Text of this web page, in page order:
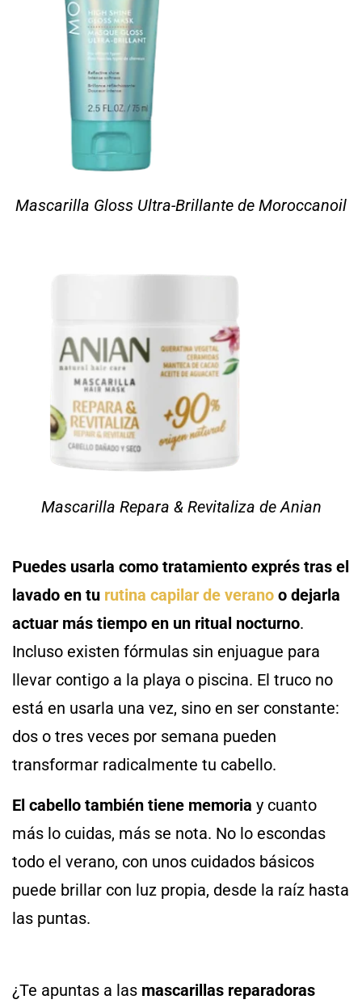
Mascarilla Gloss Ultra-Brillante de Moroccanoil
Mascarilla Repara & Revitaliza de Anian
Puedes usarla como tratamiento exprés tras el
lavado en tu rutina capilar de verano o dejarla
actuar más tiempo en un ritual nocturno.
Incluso existen fórmulas sin enjuague para
llevar contigo a la playa o piscina. El truco no
está en usarla una vez, sino en ser constante:
dos o tres veces por semana pueden
transformar radicalmente tu cabello.
El cabello también tiene memoria y cuanto
más lo cuidas, más se nota. No lo escondas
todo el verano, con unos cuidados básicos
puede brillar con luz propia, desde la raíz hasta
las puntas.
¿Te apuntas a las mascarillas reparadoras